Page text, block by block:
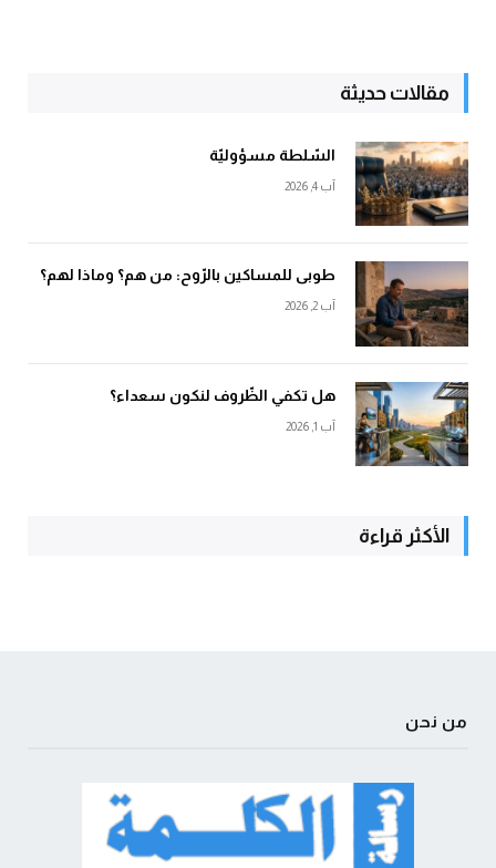
مقالات حديثة
السّلطة مسؤوليّة
آب 4, 2026
طوبى للمساكين بالرّوح: من هم؟ وماذا لهم؟
آب 2, 2026
هل تكفي الظّروف لنكون سعداء؟
آب 1, 2026
الأكثر قراءة
من نحن